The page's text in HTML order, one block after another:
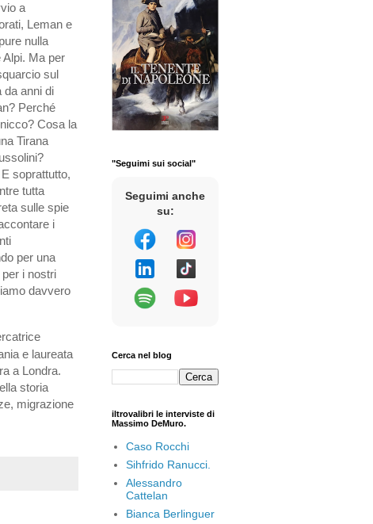
a
Leman e
nulla
Alpi. Ma per
sul
da anni di
Perché
Cosa la
Tirana
soprattutto,
tutta
sulle spie
i
per una
i nostri
davvero
e laureata
a Londra.
storia
migrazione
"Seguimi sui social"
Seguimi anche
su:
Cerca nel blog
iltrovalibri le interviste di
Massimo DeMuro.
Caso Rocchi
Sihfrido Ranucci.
Alessandro
Cattelan
Bianca Berlinguer